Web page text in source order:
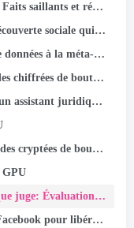
réalisations des activités
qui s'étend à des milliards
à la méta-échelle
en bout encore plus fiables
- à partir de zéro, sur un TPU
de bout en bout
par lots sur Cloud TPU v5e
connaissances de la communauté